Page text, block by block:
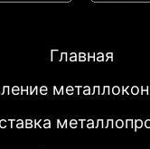
Главная